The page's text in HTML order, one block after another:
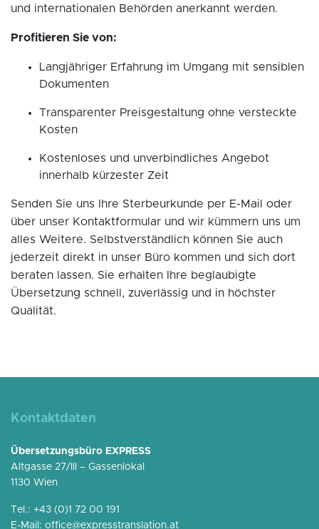
und internationalen Behörden anerkannt werden.
Profitieren Sie von:
Langjähriger Erfahrung im Umgang mit sensiblen
Dokumenten
Transparenter Preisgestaltung ohne versteckte
Kosten
Kostenloses und unverbindliches Angebot
innerhalb kürzester Zeit
Senden Sie uns Ihre Sterbeurkunde per E-Mail oder
über unser Kontaktformular und wir kümmern uns um
alles Weitere. Selbstverständlich können Sie auch
jederzeit direkt in unser Büro kommen und sich dort
beraten lassen. Sie erhalten Ihre beglaubigte
Übersetzung schnell, zuverlässig und in höchster
Qualität.
Kontaktdaten
Übersetzungsbüro EXPRESS
Altgasse 27/III – Gassenlokal
1130 Wien
Tel.: +43 (0)1 72 00 191
E-Mail: office@expresstranslation.at